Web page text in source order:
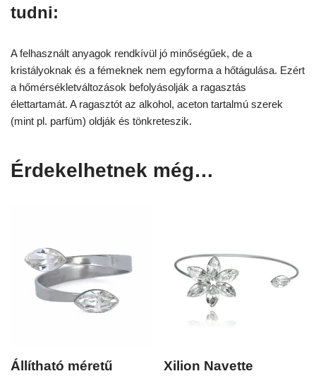
tudni:
A felhasznált anyagok rendkívül jó minőségűek, de a
kristályoknak és a fémeknek nem egyforma a hőtágulása. Ezért
a hőmérsékletváltozások befolyásolják a ragasztás
élettartamát. A ragasztót az alkohol, aceton tartalmú szerek
(mint pl. parfüm) oldják és tönkreteszik.
Érdekelhetnek még…
Állítható méretű
Xilion Navette